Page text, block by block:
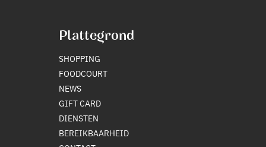
Plattegrond
SHOPPING
FOODCOURT
NEWS
GIFT CARD
DIENSTEN
BEREIKBAARHEID